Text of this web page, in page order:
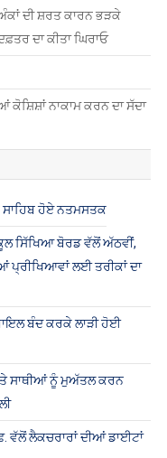
ਨਾਕਾਮ ਕਰਨ ਦਾ ਸੱਦਾ
ਸਿੱਖਿਆ ਬੋਰਡ ਵੱਲੋਂ ਅੱਠਵੀਂ,
ਬੰਦ ਕਰਕੇ ਲਾੜੀ ਹੋਈ
ਵੱਲੋਂ ਲੈਕਚਰਾਰਾਂ ਦੀਆਂ ਡਾਈਟਾਂ